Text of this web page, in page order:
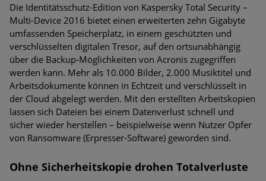
Die Identitätsschutz-Edition von Kaspersky Total Security –
Multi-Device 2016 bietet einen erweiterten zehn Gigabyte
umfassenden Speicherplatz, in einem geschützten und
verschlüsselten digitalen Tresor, auf den ortsunabhängig
über die Backup-Möglichkeiten von Acronis zugegriffen
werden kann. Mehr als 10.000 Bilder, 2.000 Musiktitel und
Arbeitsdokumente können in Echtzeit und verschlüsselt in
der Cloud abgelegt werden. Mit den erstellten Arbeitskopien
lassen sich Dateien bei einem Datenverlust schnell und
sicher wieder herstellen – beispielweise wenn Nutzer Opfer
von Ransomware (Erpresser-Software) geworden sind.
Ohne Sicherheitskopie drohen Totalverluste